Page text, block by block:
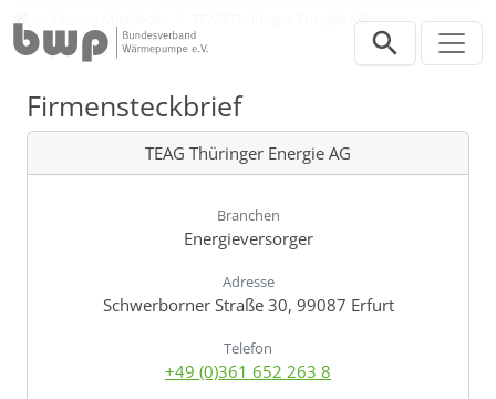
TEAG Thüringer Energie AG
Firmensteckbrief
TEAG Thüringer Energie AG
Branchen
Energieversorger
Adresse
Schwerborner Straße 30, 99087 Erfurt
Telefon
+49 (0)361 652 263 8